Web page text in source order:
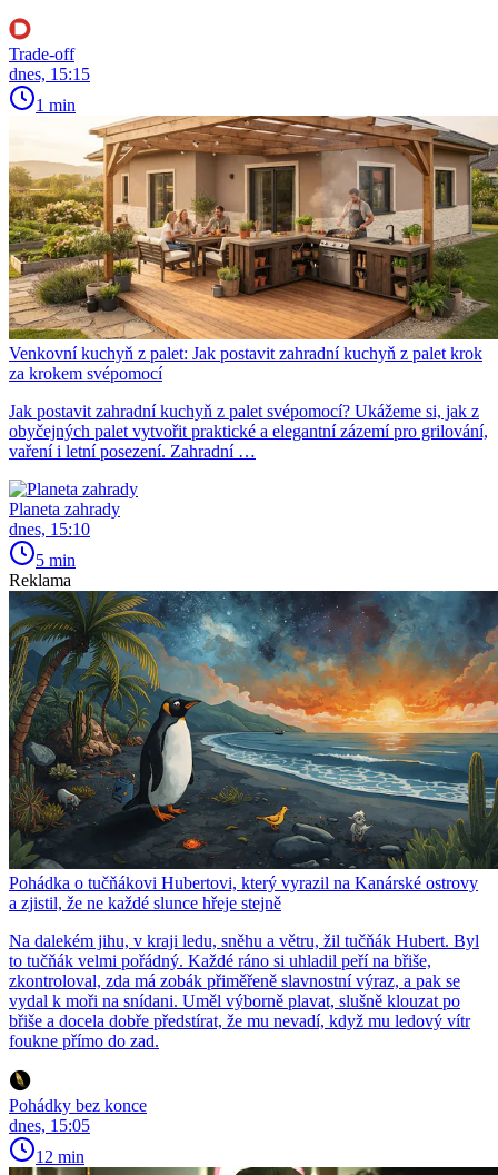
Trade-off
dnes, 15:15
1 min
Venkovní kuchyň z palet: Jak postavit zahradní kuchyň z palet krok
za krokem svépomocí
Jak postavit zahradní kuchyň z palet svépomocí? Ukážeme si, jak z
obyčejných palet vytvořit praktické a elegantní zázemí pro grilování,
vaření i letní posezení. Zahradní …
Planeta zahrady
dnes, 15:10
5 min
Reklama
Pohádka o tučňákovi Hubertovi, který vyrazil na Kanárské ostrovy
a zjistil, že ne každé slunce hřeje stejně
Na dalekém jihu, v kraji ledu, sněhu a větru, žil tučňák Hubert. Byl
to tučňák velmi pořádný. Každé ráno si uhladil peří na břiše,
zkontroloval, zda má zobák přiměřeně slavnostní výraz, a pak se
vydal k moři na snídani. Uměl výborně plavat, slušně klouzat po
břiše a docela dobře předstírat, že mu nevadí, když mu ledový vítr
foukne přímo do zad.
Pohádky bez konce
dnes, 15:05
12 min